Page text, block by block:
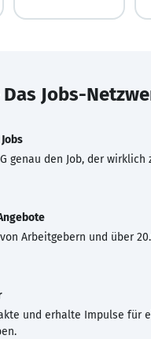
Das Jobs-
genau den Job, der wirklich
Arbeitgebern und über
und erhalte Impulse für